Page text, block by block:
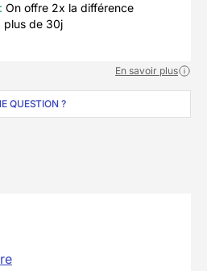
On offre 2x la différence
plus de 30j
En savoir plus
QUESTION ?